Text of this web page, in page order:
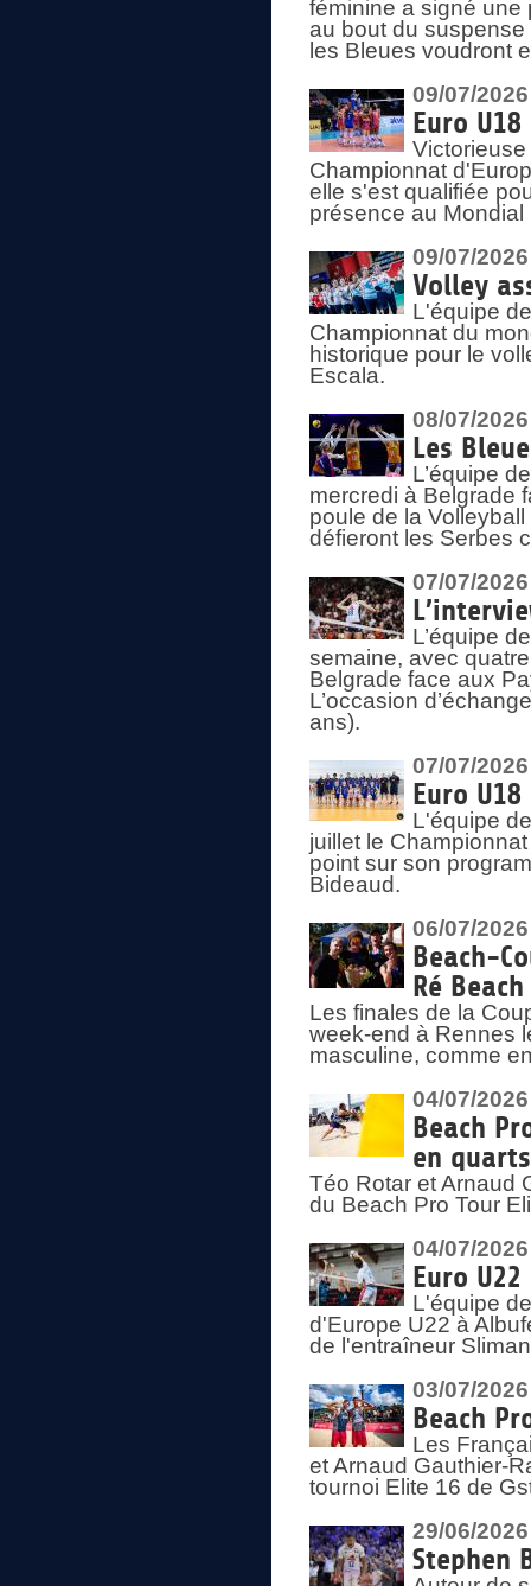
féminine a signé une
au bout du
les Bleues voudront
09/07/2026
Euro
Championnat
elle s'est qualifiée
présence au
09/07/2026
Volley
L'équipe
Championnat du
historique pour le
Escala.
08/07/2026
Les
L’équipe
mercredi à Belgrade
poule de la
défieront les Serbes
07/07/2026
L’équipe
semaine, avec
Belgrade face aux
L’occasion
ans).
07/07/2026
Euro
L'équipe
juillet le
point sur son
Bideaud.
06/07/2026
Beach-
Ré
Les finales de la
week-end à Rennes
masculine, comme
04/07/2026
Beach
en quarts
Téo Rotar et Arnaud
du Beach Pro Tour
04/07/2026
Euro
L'équipe
d'Europe U22 à
de l'entraîneur
03/07/2026
Beach
Les
et Arnaud Gauthier-
tournoi Elite 16 de
29/06/2026
Stephen